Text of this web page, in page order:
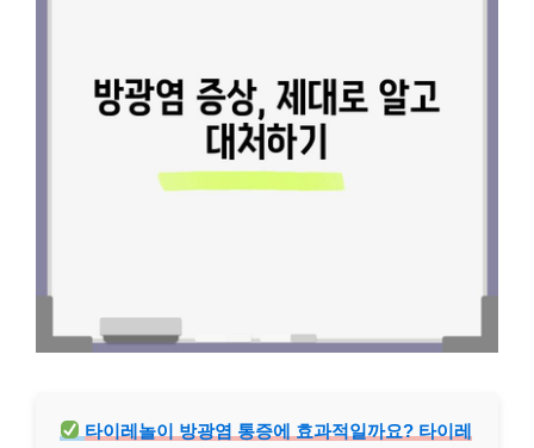
타이레놀이 방광염 통증에 효과적일까요? 타이레